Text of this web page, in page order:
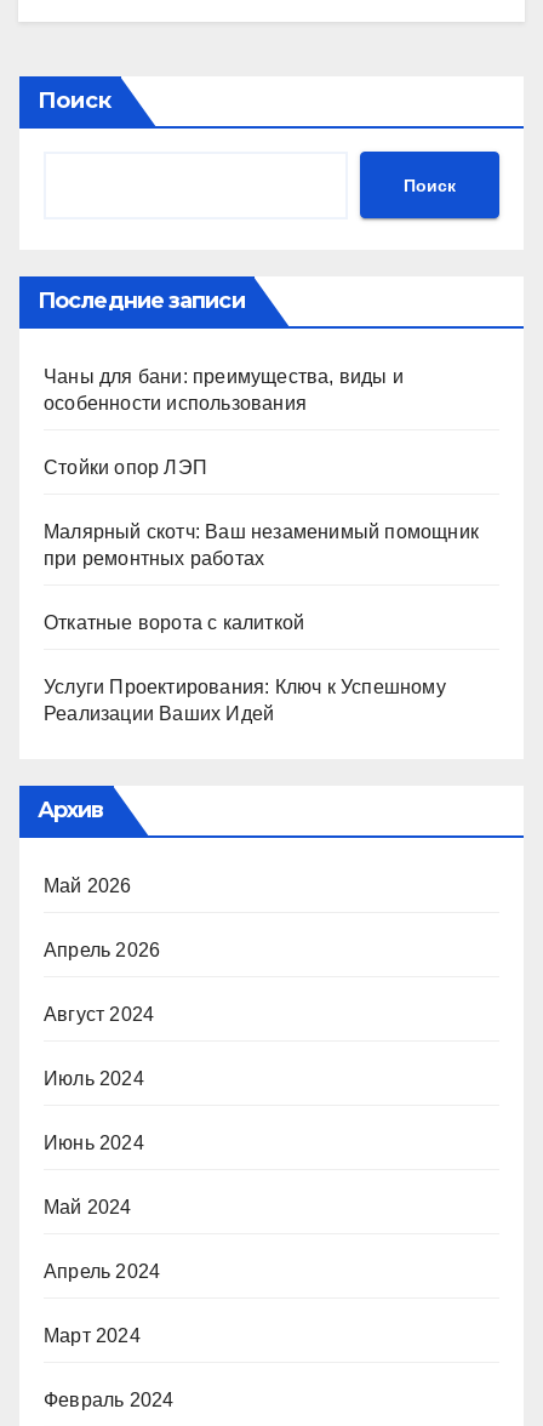
Поиск
Поиск
Последние записи
Чаны для бани: преимущества, виды и
особенности использования
Стойки опор ЛЭП
Малярный скотч: Ваш незаменимый помощник
при ремонтных работах
Откатные ворота с калиткой
Услуги Проектирования: Ключ к Успешному
Реализации Ваших Идей
Архив
Май 2026
Апрель 2026
Август 2024
Июль 2024
Июнь 2024
Май 2024
Апрель 2024
Март 2024
Февраль 2024